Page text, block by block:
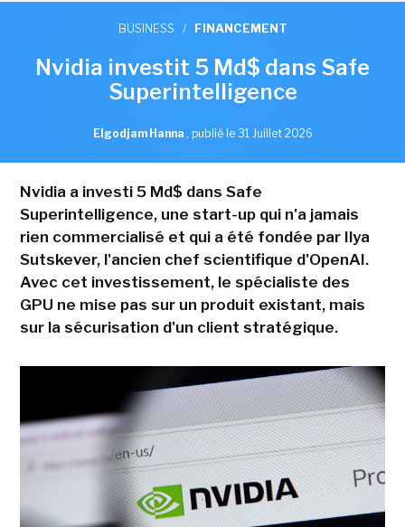
BUSINESS / FINANCEMENT
Nvidia investit 5 Md$ dans Safe
Superintelligence
Elgodjam Hanna , publié le 31 Juillet 2026
Nvidia a investi 5 Md$ dans Safe
Superintelligence, une start-up qui n'a jamais
rien commercialisé et qui a été fondée par Ilya
Sutskever, l'ancien chef scientifique d'OpenAI.
Avec cet investissement, le spécialiste des
GPU ne mise pas sur un produit existant, mais
sur la sécurisation d'un client stratégique.